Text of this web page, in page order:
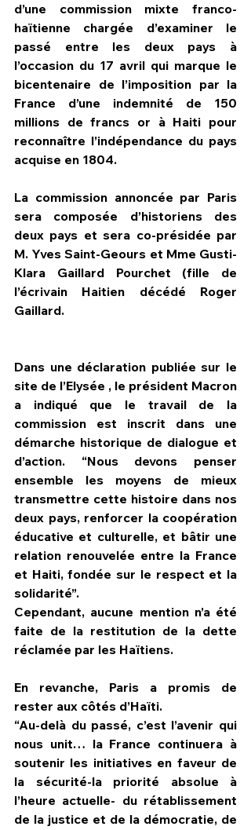
HPN Live
d’une commission mixte franco-
haïtienne chargée d’examiner le
passé entre les deux pays à
l’occasion du 17 avril qui marque le
bicentenaire de l’imposition par la
France d’une indemnité de 150
millions de francs or à Haiti pour
reconnaître l’indépendance du pays
acquise en 1804.
La commission annoncée par Paris
sera composée d’historiens des
deux pays et sera co-présidée par
M. Yves Saint-Geours et Mme Gusti-
Klara Gaillard Pourchet (fille de
l’écrivain Haitien décédé Roger
Gaillard.
Dans une déclaration publiée sur le
site de l’Elysée , le président Macron
a indiqué que le travail de la
commission est inscrit dans une
démarche historique de dialogue et
d’action. “Nous devons penser
ensemble les moyens de mieux
transmettre cette histoire dans nos
deux pays, renforcer la coopération
éducative et culturelle, et bâtir une
relation renouvelée entre la France
et Haiti, fondée sur le respect et la
solidarité”.
Cependant, aucune mention n’a été
faite de la restitution de la dette
réclamée par les Haïtiens.
En revanche, Paris a promis de
rester aux côtés d’Haïti.
“Au-delà du passé, c’est l’avenir qui
nous unit… la France continuera à
soutenir les initiatives en faveur de
la sécurité-la priorité absolue à
l’heure actuelle- du rétablissement
de la justice et de la démocratie, de